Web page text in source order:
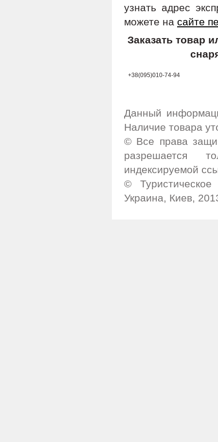
узнать адрес
можете на сайте
Заказать товар
+38(095)010-74-94
Данный
Наличие товара
© Все права
разрешается
индексируемой
©
Украина, Киев,